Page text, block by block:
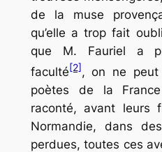
de la muse
qu’elle a trop fait
que M. Fauriel a
faculté[2], on ne peut
poètes de la France
raconté, avant leurs
Normandie, dans
perdues, toutes ces